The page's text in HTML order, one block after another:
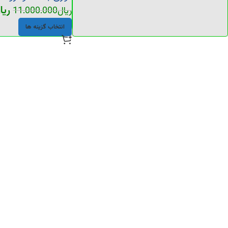
ریال11.000.000
انتخاب گزینه ها